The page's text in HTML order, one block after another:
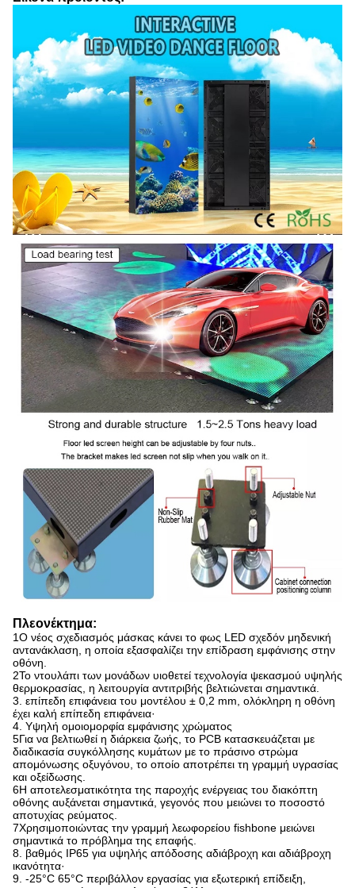
Πλεονέκτημα:
1Ο νέος σχεδιασμός μάσκας κάνει το φως LED σχεδόν μηδενική
αντανάκλαση, η οποία εξασφαλίζει την επίδραση εμφάνισης στην
οθόνη.
2Το ντουλάπι των μονάδων υιοθετεί τεχνολογία ψεκασμού υψηλής
θερμοκρασίας, η λειτουργία αντιτριβής βελτιώνεται σημαντικά.
3. επίπεδη επιφάνεια του μοντέλου ± 0,2 mm, ολόκληρη η οθόνη
έχει καλή επίπεδη επιφάνεια·
4. Υψηλή ομοιομορφία εμφάνισης χρώματος
5Για να βελτιωθεί η διάρκεια ζωής, το PCB κατασκευάζεται με
διαδικασία συγκόλλησης κυμάτων με το πράσινο στρώμα
απομόνωσης οξυγόνου, το οποίο αποτρέπει τη γραμμή υγρασίας
και οξείδωσης.
6Η αποτελεσματικότητα της παροχής ενέργειας του διακόπτη
οθόνης αυξάνεται σημαντικά, γεγονός που μειώνει το ποσοστό
αποτυχίας ρεύματος.
7Χρησιμοποιώντας την γραμμή λεωφορείου fishbone μειώνει
σημαντικά το πρόβλημα της επαφής.
8. βαθμός IP65 για υψηλής απόδοσης αδιάβροχη και αδιάβροχη
ικανότητα·
9. -25°C 65°C περιβάλλον εργασίας για εξωτερική επίδειξη,